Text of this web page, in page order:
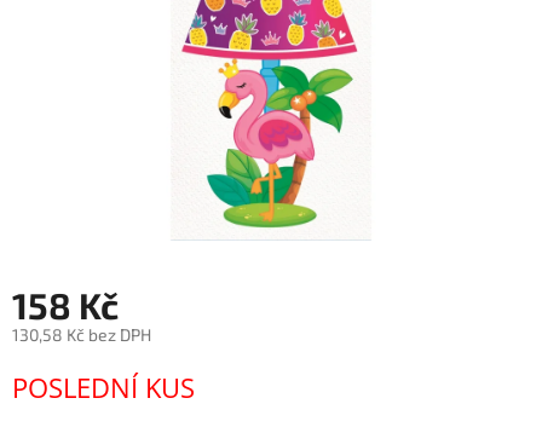
158 Kč
130,58 Kč bez DPH
cena:
POSLEDNÍ KUS